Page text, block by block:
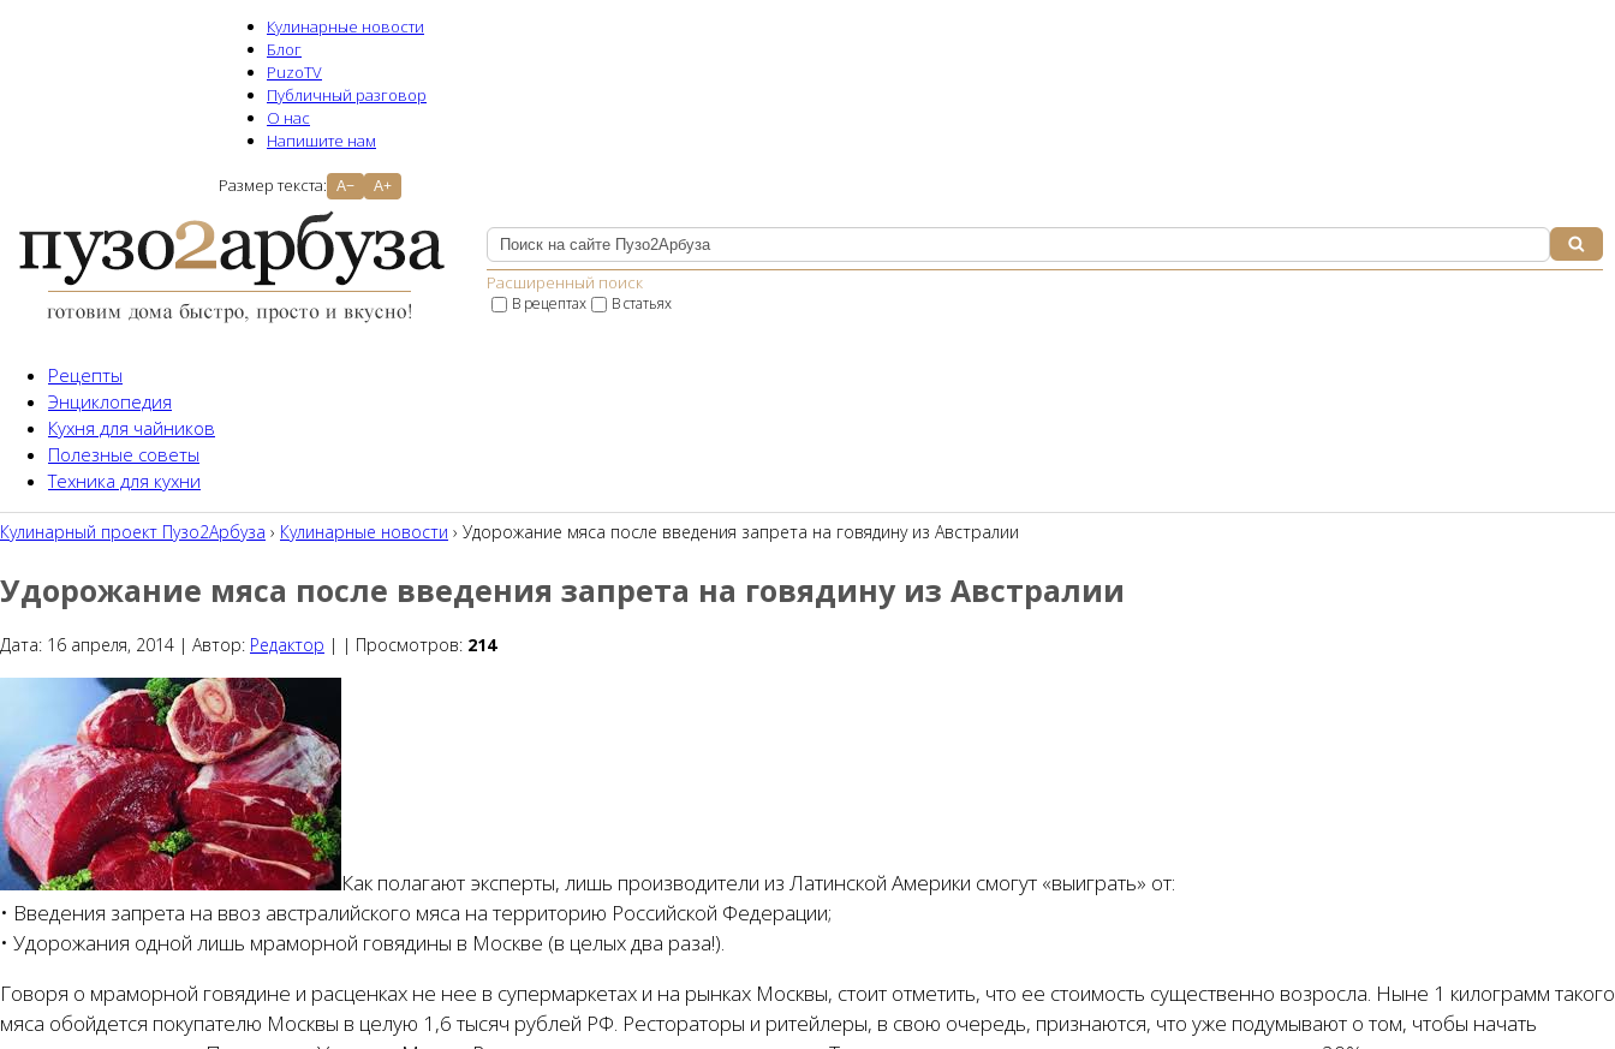
Кулинарные новости
Блог
PuzoTV
Публичный разговор
О нас
Напишите нам
Размер текста: A− A+
Расширенный поиск
В рецептах В статьях
Рецепты
Энциклопедия
Кухня для чайников
Полезные советы
Техника для кухни
Кулинарный проект Пузо2Aрбуза › Кулинарные новости › Удорожание мяса после введения запрета на говядину из Австралии
Удорожание мяса после введения запрета на говядину из Австралии
Дата: 16 апреля, 2014 | Автор: Редактор | | Просмотров: 214
Как полагают эксперты, лишь производители из Латинской Америки смогут «выиграть» от:
• Введения запрета на ввоз австралийского мяса на территорию Российской Федерации;
• Удорожания одной лишь мраморной говядины в Москве (в целых два раза!).
Говоря о мраморной говядине и расценках не нее в супермаркетах и на рынках Москвы, стоит отметить, что ее стоимость существенно возросла. Ныне 1 килограмм такого
мяса обойдется покупателю Москвы в целую 1,6 тысяч рублей РФ. Рестораторы и ритейлеры, в свою очередь, признаются, что уже подумывают о том, чтобы начать